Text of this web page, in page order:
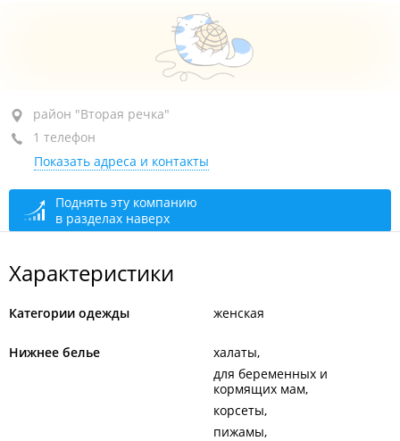
район "Вторая речка", ул. Русская, 87А
ТЦ "Россиянка", 1-й этаж
+7 908 981-08-10
открыто: 10:00–20:00
район "Вторая речка"
1 телефон
Показать адреса и контакты
Поднять эту компанию
в разделах наверх
Характеристики
Категории одежды женская
Нижнее белье
халаты
для беременных и
кормящих мам
корсеты
пижамы